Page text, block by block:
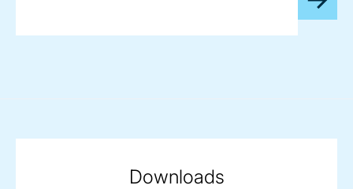
Downloads